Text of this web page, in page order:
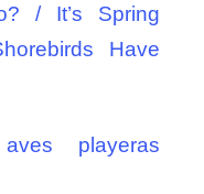
/ It’s Spring
Have
playeras